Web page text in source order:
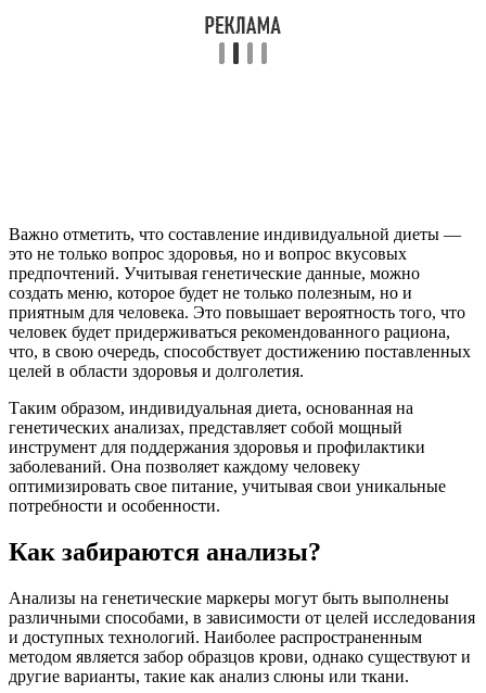
Важно отметить, что составление индивидуальной диеты —
это не только вопрос здоровья, но и вопрос вкусовых
предпочтений. Учитывая генетические данные, можно
создать меню, которое будет не только полезным, но и
приятным для человека. Это повышает вероятность того, что
человек будет придерживаться рекомендованного рациона,
что, в свою очередь, способствует достижению поставленных
целей в области здоровья и долголетия.
Таким образом, индивидуальная диета, основанная на
генетических анализах, представляет собой мощный
инструмент для поддержания здоровья и профилактики
заболеваний. Она позволяет каждому человеку
оптимизировать свое питание, учитывая свои уникальные
потребности и особенности.
Как забираются анализы?
Анализы на генетические маркеры могут быть выполнены
различными способами, в зависимости от целей исследования
и доступных технологий. Наиболее распространенным
методом является забор образцов крови, однако существуют и
другие варианты, такие как анализ слюны или ткани.